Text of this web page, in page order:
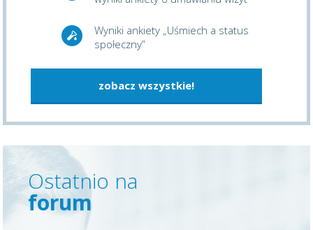
Wyniki ankiety „Uśmiech a status
społeczny”
zobacz wszystkie!
Ostatnio na
forum